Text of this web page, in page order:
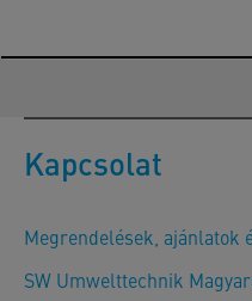
Kapcsolat
Megrendelések, ajánlatok
SW Umwelttechnik